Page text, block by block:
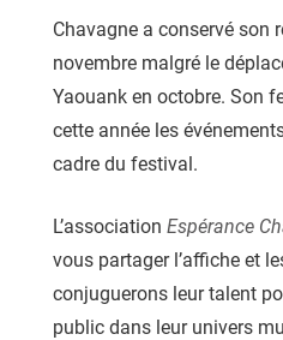
Chavagne a conservé son
novembre malgré le
Yaouank en octobre. Son
cette année les
cadre du festival.
L’association Espérance
vous partager l’affiche et
conjuguerons leur talent
public dans leur univers